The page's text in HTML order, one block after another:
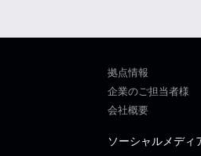
拠点情報
企業のご担当者様
会社概要
ソーシャルメディ